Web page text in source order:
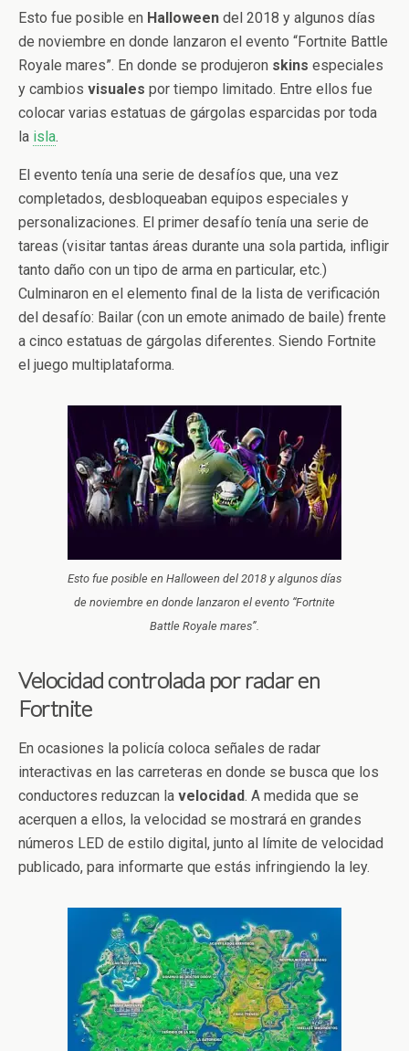
Esto fue posible en Halloween del 2018 y algunos días
de noviembre en donde lanzaron el evento “Fortnite Battle
Royale mares”. En donde se produjeron skins especiales
y cambios visuales por tiempo limitado. Entre ellos fue
colocar varias estatuas de gárgolas esparcidas por toda
la isla.
El evento tenía una serie de desafíos que, una vez
completados, desbloqueaban equipos especiales y
personalizaciones. El primer desafío tenía una serie de
tareas (visitar tantas áreas durante una sola partida, infligir
tanto daño con un tipo de arma en particular, etc.)
Culminaron en el elemento final de la lista de verificación
del desafío: Bailar (con un emote animado de baile) frente
a cinco estatuas de gárgolas diferentes. Siendo Fortnite
el juego multiplataforma.
Esto fue posible en Halloween del 2018 y algunos días
de noviembre en donde lanzaron el evento “Fortnite
Battle Royale mares”.
Velocidad controlada por radar en
Fortnite
En ocasiones la policía coloca señales de radar
interactivas en las carreteras en donde se busca que los
conductores reduzcan la velocidad. A medida que se
acerquen a ellos, la velocidad se mostrará en grandes
números LED de estilo digital, junto al límite de velocidad
publicado, para informarte que estás infringiendo la ley.